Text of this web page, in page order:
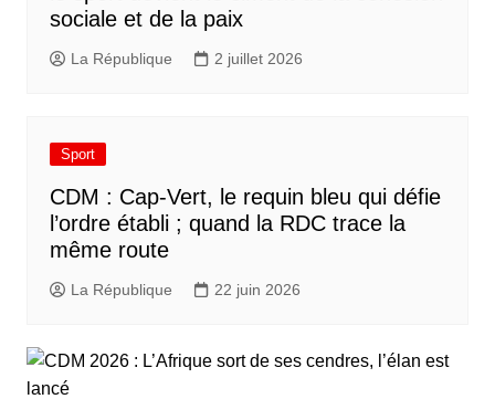
sociale et de la paix
La République 2 juillet 2026
Sport
CDM : Cap-Vert, le requin bleu qui défie
l’ordre établi ; quand la RDC trace la
même route
La République 22 juin 2026